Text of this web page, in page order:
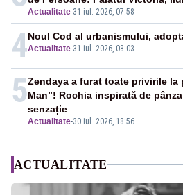
Actualitate-31 iul. 2026, 07:58
4Actualitate-31 iul. 2026, 08:03
Noul Cod al urbanismului,
5
Actualitate-30 iul. 2026, 18:56
Zendaya a furat toate privirile la
Man”! Rochia inspirată de
senzație
ACTUALITATE